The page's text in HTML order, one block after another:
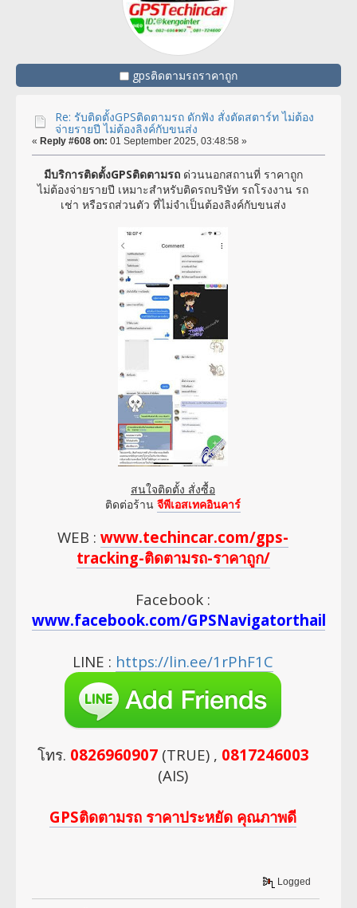
gpsติดตามรถราคาถูก
Re: รับติดตั้งGPSติดตามรถ ดักฟัง สั่งตัดสตาร์ท ไม่ต้อง
จ่ายรายปี ไม่ต้องลิงค์กับขนส่ง
« Reply #608 on: 01 September 2025, 03:48:58 »
มีบริการติดตั้งGPSติดตามรถด่วนนอกสถานที่ ราคาถูก
ไม่ต้องจ่ายรายปี เหมาะสำหรับติดรถบริษัท รถโรงงาน รถ
เช่า หรือรถส่วนตัว ที่ไม่จำเป็นต้องลิงค์กับขนส่ง
สนใจติดตั้ง สั่งซื้อ
ติดต่อร้าน จีพีเอสเทคอินคาร์
WEB : www.techincar.com/gps-
tracking-ติดตามรถ-ราคาถูก/
Facebook :
www.facebook.com/
LINE : https://lin.ee/1rPhF1C
โทร. 0826960907(TRUE) , 0817246003
(AIS)
GPSติดตามรถ ราคาประหยัด คุณภาพดี
Logged